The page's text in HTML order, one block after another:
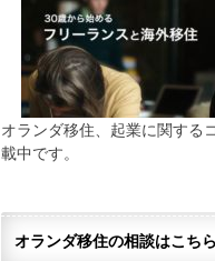
オランダ移住、起業に関する
載中です。
オランダ移住の相談はこちら